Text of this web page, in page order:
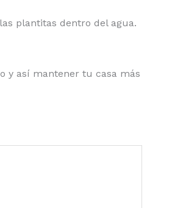
plantitas dentro del agua.
y así mantener tu casa más